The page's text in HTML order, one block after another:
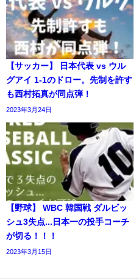
【サッカー】 日本代表 vs ウル
グアイ 1-1のドロー。先制を許す
も西村拓真が同点弾！
2023年3月24日
【野球】 WBC 韓国戦 ダルビッ
シュ3失点...日本一の投手コーチ
が切る！！！
2023年3月15日